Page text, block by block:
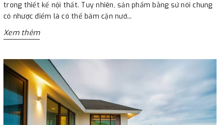
trong thiết kế nội thất. Tuy nhiên, sản phẩm bằng sứ nói chung
có nhược điểm là có thể bám cặn nướ...
Xem thêm